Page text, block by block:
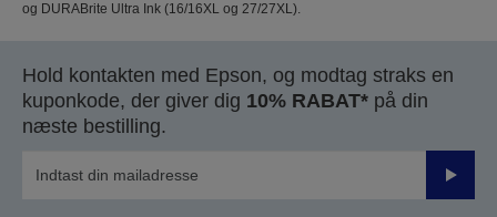
og DURABrite Ultra Ink (16/16XL og 27/27XL).
Hold kontakten med Epson, og modtag straks en
kuponkode, der giver dig 10% RABAT* på din
næste bestilling.
Send